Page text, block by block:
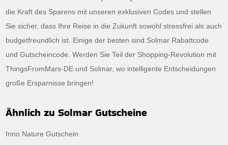
die Kraft des Sparens mit unseren exklusiven Codes und stellen
Sie sicher, dass Ihre Reise in die Zukunft sowohl stressfrei als auch
budgetfreundlich ist. Einige der besten sind Solmar Rabattcode
und Gutscheincode. Werden Sie Teil der Shopping-Revolution mit
ThingsFromMars-DE und Solmar, wo intelligente Entscheidungen
große Ersparnisse bringen!
Ähnlich zu Solmar Gutscheine
Inno Nature Gutschein